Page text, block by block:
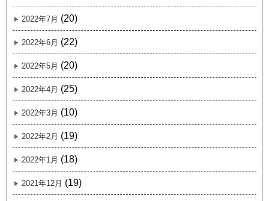
2022年7月 (20)
2022年6月 (22)
2022年5月 (20)
2022年4月 (25)
2022年3月 (10)
2022年2月 (19)
2022年1月 (18)
2021年12月 (19)